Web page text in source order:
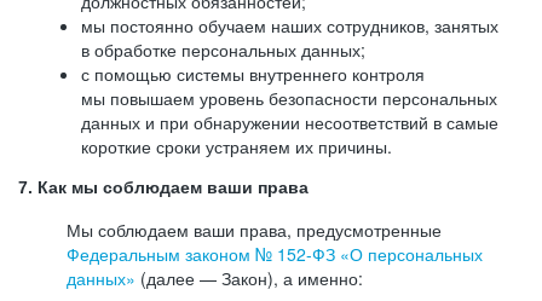
мы постоянно обучаем наших сотрудников, занятых
в обработке персональных данных;
с помощью системы внутреннего контроля
мы повышаем уровень безопасности персональных
данных и при обнаружении несоответствий в самые
короткие сроки устраняем их причины.
7. Как мы соблюдаем ваши права
Мы соблюдаем ваши права, предусмотренные
Федеральным законом № 152-ФЗ «О персональных
данных» (далее — Закон), а именно: